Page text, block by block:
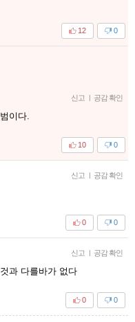
0
12
신고 | 공감 확인
이다.
0
10
신고 | 공감 확인
0
0
신고 | 공감 확인
과 다를바가 없다
0
0